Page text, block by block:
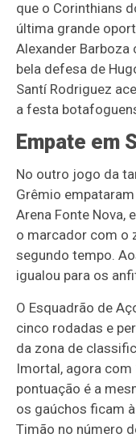
que o Corinthians
última grande
Alexander Barboza
bela defesa de
Santí Rodriguez
a festa
Empate em
No outro jogo da
Grêmio
Arena Fonte Nova,
o marcador com o
segundo tempo.
igualou para os
O Esquadrão de
cinco rodadas e
da zona de
Imortal, agora
pontuação é a
os gaúchos ficam
Timão no número